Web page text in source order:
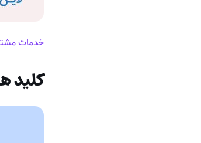
خدمات
کلید